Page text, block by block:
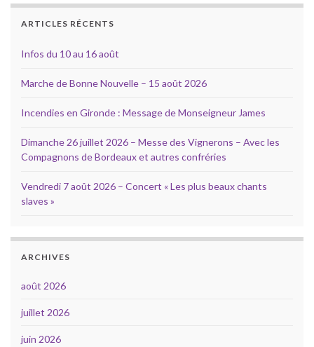
ARTICLES RÉCENTS
Infos du 10 au 16 août
Marche de Bonne Nouvelle – 15 août 2026
Incendies en Gironde : Message de Monseigneur James
Dimanche 26 juillet 2026 – Messe des Vignerons – Avec les
Compagnons de Bordeaux et autres confréries
Vendredi 7 août 2026 – Concert « Les plus beaux chants
slaves »
ARCHIVES
août 2026
juillet 2026
juin 2026